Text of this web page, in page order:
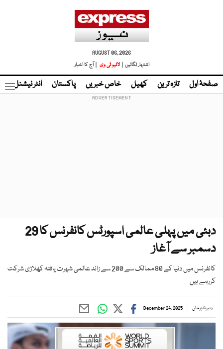
AUGUST 06, 2026
اشتہار لگائیں |
لائیو ٹی وی | آج کا اخبار
صفحۂ اول تازہ ترین کھیل خاص خبریں پاکستان انٹر نیشنل
دبئی میں پہلی عالمی اسپورٹس کانفرنس کا 29
دسمبر سے آغاز
کانفرنس میں دنیا کے 80 ممالک سے 200 سے زائد عالمی شہرت یافتہ کھلاڑی شرکت
کررہے ہیں
زبیر نذیر خان December 24, 2025